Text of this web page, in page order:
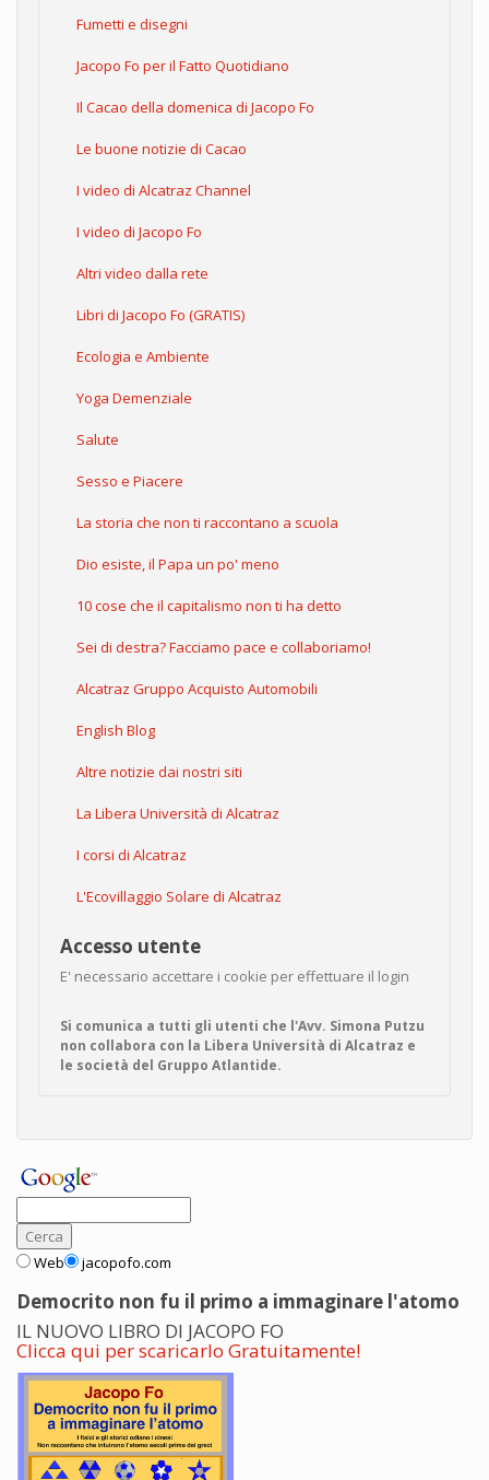
Fumetti e disegni
Jacopo Fo per il Fatto Quotidiano
Il Cacao della domenica di Jacopo Fo
Le buone notizie di Cacao
I video di Alcatraz Channel
I video di Jacopo Fo
Altri video dalla rete
Libri di Jacopo Fo (GRATIS)
Ecologia e Ambiente
Yoga Demenziale
Salute
Sesso e Piacere
La storia che non ti raccontano a scuola
Dio esiste, il Papa un po' meno
10 cose che il capitalismo non ti ha detto
Sei di destra? Facciamo pace e collaboriamo!
Alcatraz Gruppo Acquisto Automobili
English Blog
Altre notizie dai nostri siti
La Libera Università di Alcatraz
I corsi di Alcatraz
L'Ecovillaggio Solare di Alcatraz
Accesso utente
E' necessario accettare i cookie per effettuare il login
Si comunica a tutti gli utenti che l'Avv. Simona Putzu
non collabora con la Libera Università di Alcatraz e
le società del Gruppo Atlantide.
Web jacopofo.com
Democrito non fu il primo a immaginare l'atomo
IL NUOVO LIBRO DI JACOPO FO
Clicca qui per scaricarlo Gratuitamente!